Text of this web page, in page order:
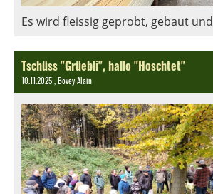
Es wird fleissig geprobt, gebaut
Tschüss "Grüebli", hallo "Hoschtet"
10.11.2025, Bovey Alain